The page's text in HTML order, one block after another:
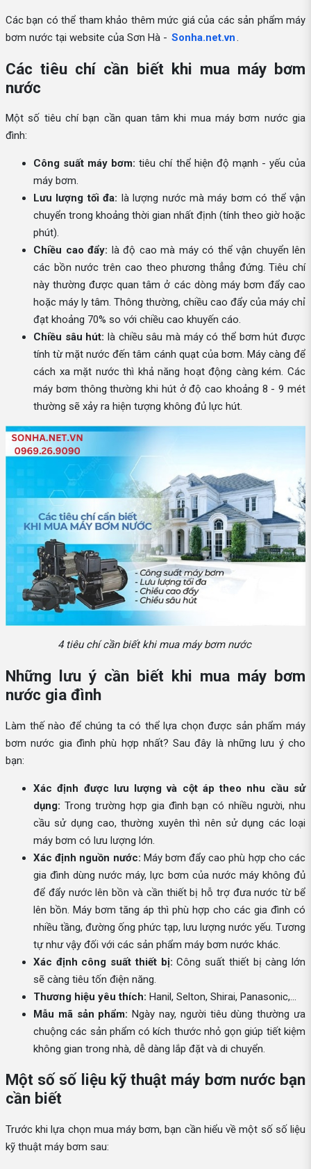
Các bạn có thể tham khảo thêm mức giá của các sản phẩm máy
bơm nước tại website của Sơn Hà - Sonha.net.vn.
Các tiêu chí cần biết khi mua máy bơm
nước
Một số tiêu chí bạn cần quan tâm khi mua máy bơm nước gia
đình:
Công suất máy bơm: tiêu chí thể hiện độ mạnh - yếu của
máy bơm.
Lưu lượng tối đa: là lượng nước mà máy bơm có thể vận
chuyển trong khoảng thời gian nhất định (tính theo giờ hoặc
phút).
Chiều cao đẩy: là độ cao mà máy có thể vận chuyển lên
các bồn nước trên cao theo phương thẳng đứng. Tiêu chí
này thường được quan tâm ở các dòng máy bơm đẩy cao
hoặc máy ly tâm. Thông thường, chiều cao đẩy của máy chỉ
đạt khoảng 70% so với chiều cao khuyến cáo.
Chiều sâu hút: là chiều sâu mà máy có thể bơm hút được
tính từ mặt nước đến tâm cánh quạt của bơm. Máy càng để
cách xa mặt nước thì khả năng hoạt động càng kém. Các
máy bơm thông thường khi hút ở độ cao khoảng 8 - 9 mét
thường sẽ xảy ra hiện tượng không đủ lực hút.
4 tiêu chí cần biết khi mua máy bơm nước
Những lưu ý cần biết khi mua máy bơm
nước gia đình
Làm thế nào để chúng ta có thể lựa chọn được sản phẩm máy
bơm nước gia đình phù hợp nhất? Sau đây là những lưu ý cho
bạn:
Xác định được lưu lượng và cột áp theo nhu cầu sử
dụng: Trong trường hợp gia đình bạn có nhiều người, nhu
cầu sử dụng cao, thường xuyên thì nên sử dụng các loại
máy bơm có lưu lượng lớn.
Xác định nguồn nước: Máy bơm đẩy cao phù hợp cho các
gia đình dùng nước máy, lực bơm của nước máy không đủ
để đẩy nước lên bồn và cần thiết bị hỗ trợ đưa nước từ bể
lên bồn. Máy bơm tăng áp thì phù hợp cho các gia đình có
nhiều tầng, đường ống phức tạp, lưu lượng nước yếu. Tương
tự như vậy đối với các sản phẩm máy bơm nước khác.
Xác định công suất thiết bị: Công suất thiết bị càng lớn
sẽ càng tiêu tốn điện năng.
Thương hiệu yêu thích: Hanil, Selton, Shirai, Panasonic,...
Mẫu mã sản phẩm: Ngày nay, người tiêu dùng thường ưa
chuộng các sản phẩm có kích thước nhỏ gọn giúp tiết kiệm
không gian trong nhà, dễ dàng lắp đặt và di chuyển.
Một số số liệu kỹ thuật máy bơm nước bạn
cần biết
Trước khi lựa chọn mua máy bơm, bạn cần hiểu về một số số liệu
kỹ thuật máy bơm sau: